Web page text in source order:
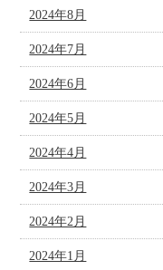
2024年8月
2024年7月
2024年6月
2024年5月
2024年4月
2024年3月
2024年2月
2024年1月